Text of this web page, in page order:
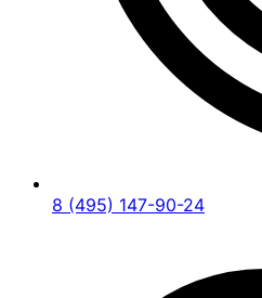
8 (495) 147-90-24